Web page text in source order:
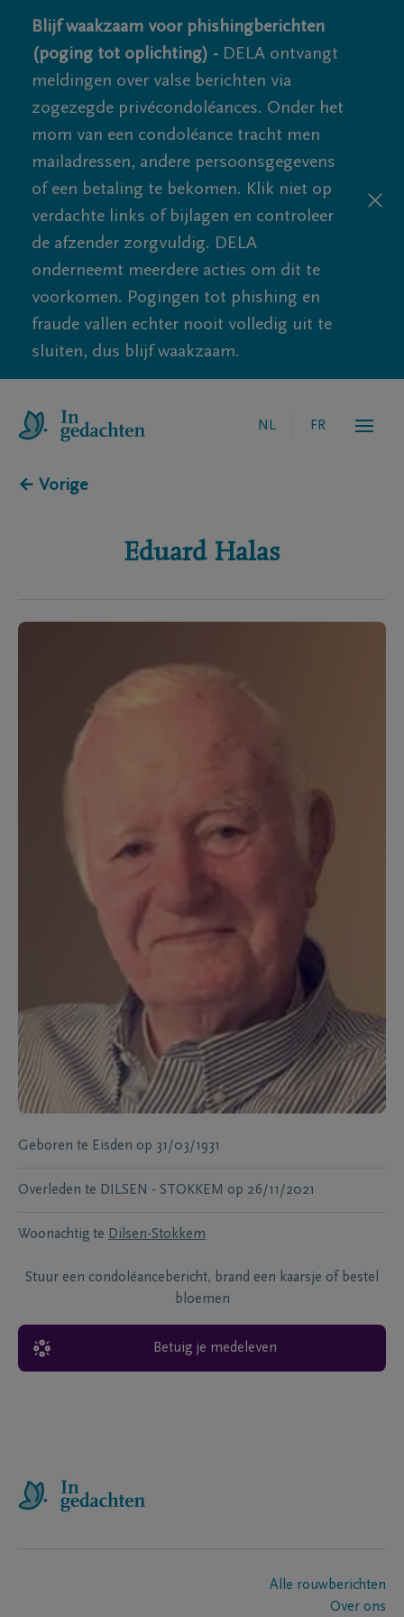
Blijf waakzaam voor phishingberichten
(poging tot oplichting) - DELA ontvangt
meldingen over valse berichten via
zogezegde privécondoléances. Onder het
mom van een condoléance tracht men
mailadressen, andere persoonsgegevens
of een betaling te bekomen. Klik niet op
verdachte links of bijlagen en controleer
de afzender zorgvuldig. DELA
onderneemt meerdere acties om dit te
voorkomen. Pogingen tot phishing en
fraude vallen echter nooit volledig uit te
sluiten, dus blijf waakzaam.
NL FR
← Vorige
Eduard Halas
Geboren te Eisden op 31/03/1931
Overleden te DILSEN - STOKKEM op 26/11/2021
Woonachtig te Dilsen-Stokkem
Stuur een condoléancebericht, brand een kaarsje of bestel
bloemen
Betuig je medeleven
Alle rouwberichten
Over ons